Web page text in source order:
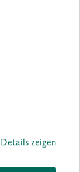
Details zeigen